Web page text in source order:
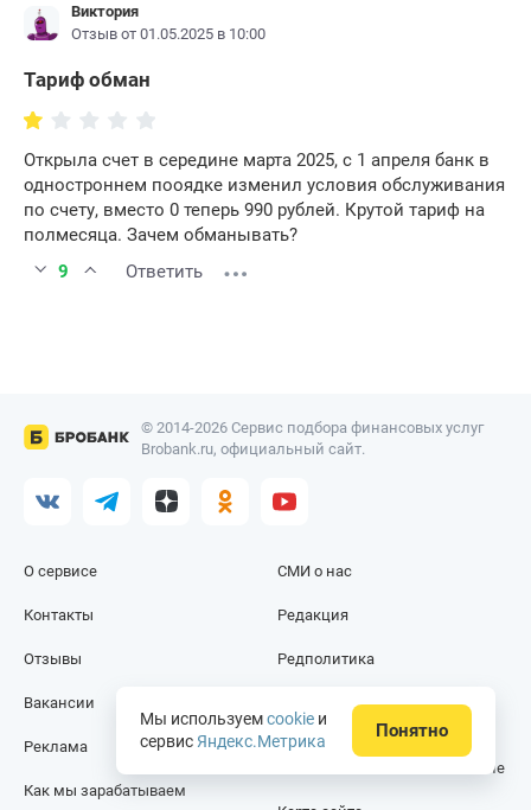
Виктория
Отзыв от 01.05.2025 в 10:00
Тариф обман
Открыла счет в середине марта 2025, с 1 апреля банк в
одностроннем пооядке изменил условия обслуживания
по счету, вместо 0 теперь 990 рублей. Крутой тариф на
полмесяца. Зачем обманывать?
9
Ответить
© 2014-2026 Сервис подбора финансовых услуг
Brobank.ru, официальный сайт.
О сервисе
Контакты
Отзывы
СМИ о нас
Редакция
Редполитика
Вакансии
Реклама
Как мы зарабатываем
конфиденциальности
Пользовательское соглашение
Мы используемcookie и
сервис Яндекс.Метрика Понятно